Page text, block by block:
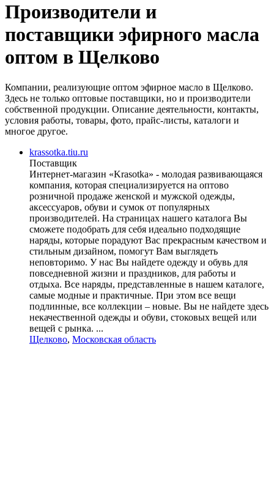
Производители и
поставщики эфирного масла
оптом в Щелково
Компании, реализующие оптом эфирное масло в Щелково.
Здесь не только оптовые поставщики, но и производители
собственной продукции. Описание деятельности, контакты,
условия работы, товары, фото, прайс-листы, каталоги и
многое другое.
krassotka.tiu.ru
Поставщик
Интернет-магазин «Krasotka» - молодая развивающаяся
компания, которая специализируется на оптово
розничной продаже женской и мужской одежды,
аксессуаров, обуви и сумок от популярных
производителей. На страницах нашего каталога Вы
сможете подобрать для себя идеально подходящие
наряды, которые порадуют Вас прекрасным качеством и
стильным дизайном, помогут Вам выглядеть
неповторимо. У нас Вы найдете одежду и обувь для
повседневной жизни и праздников, для работы и
отдыха. Все наряды, представленные в нашем каталоге,
самые модные и практичные. При этом все вещи
подлинные, все коллекции – новые. Вы не найдете здесь
некачественной одежды и обуви, стоковых вещей или
вещей с рынка. ...
Щелково, Московская область